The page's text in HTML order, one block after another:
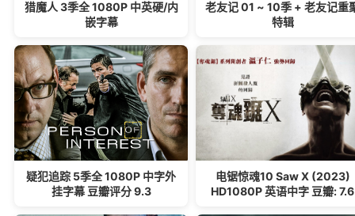
猎魔人 3季全 1080P 中英硬/内
嵌字幕
老友记 01 ~ 10季 + 老友记重
特辑
疑犯追踪 5季全 1080P 中字外
挂字幕 豆瓣评分 9.3
电锯惊魂10 Saw X (2023)
HD1080P 英语中字 豆瓣: 7.6